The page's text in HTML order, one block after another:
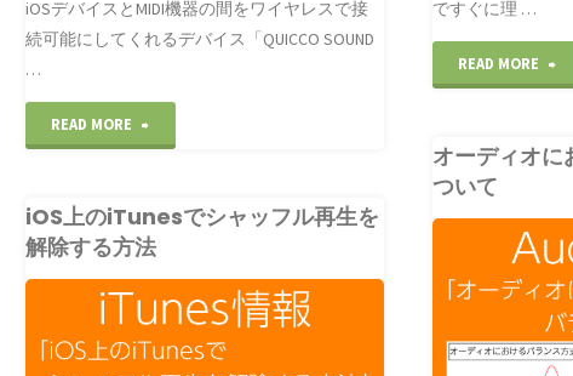
ですぐに理 …
READ MORE
本
作
画
面
iOSデバイスとMIDI機器の間をワイヤレスで接
続可能にしてくれるデバイス「QUICCO SOUND
…
READ MORE "QUICCO
mi.1
使
い
オーディオに
ついて
オーディオ知識
iOS上のiTunesでシャッフル再生を
解除する方法